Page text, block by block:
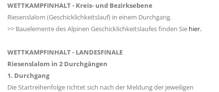
WETTKAMPFINHALT - Kreis- und Bezirksebene
Riesenslalom (Geschicklichkeitslauf) in einem Durchgang.
>> Bauelemente des Alpinen Geschicklichkeitslaufes finden Sie hier.
WETTKAMPFINHALT - LANDESFINALE
Riesenslalom in 2 Durchgängen
1. Durchgang
Die Startreihenfolge richtet sich nach der Meldung der jeweiligen